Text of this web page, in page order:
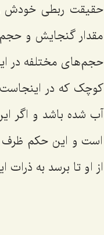
حقیقت ربطی خودش
مقدار گنجایش و
حجم‌های مختلفه در
کوچک که در اینجاست
آب شده باشد و اگر
است و این حکم ظرف
از او تا برسد به